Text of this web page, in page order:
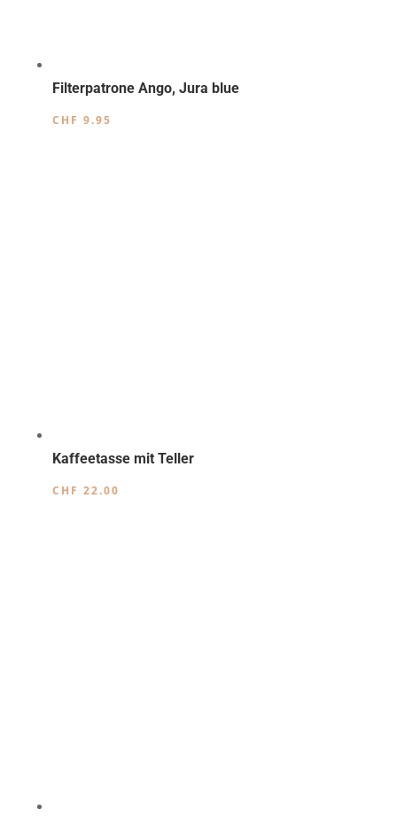
Filterpatrone Ango, Jura blue
CHF 9.95
Kaffeetasse mit Teller
CHF 22.00